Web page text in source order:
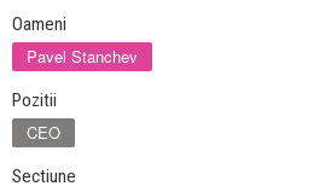
Oameni
Pavel Stanchev
Pozitii
CEO
Sectiune